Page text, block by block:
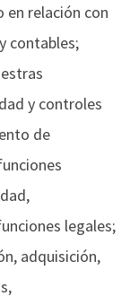
en relación con
contables;
y controles
de
legales;
adquisición,